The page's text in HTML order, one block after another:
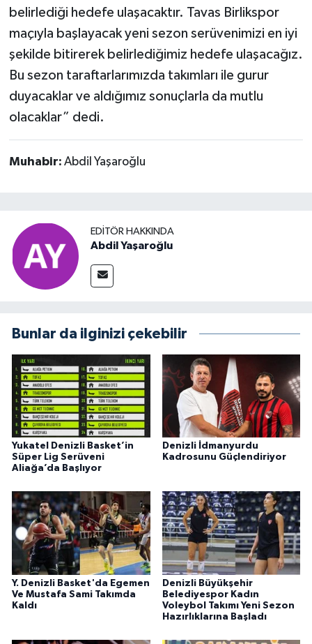
belirlediği hedefe ulaşacaktır. Tavas Birlikspor
maçıyla başlayacak yeni sezon serüvenimizi en iyi
şekilde bitirerek belirlediğimiz hedefe ulaşacağız.
Bu sezon taraftarlarımızda takımları ile gurur
duyacaklar ve aldığımız sonuçlarla da mutlu
olacaklar” dedi.
Muhabir: Abdil Yaşaroğlu
EDITÖR HAKKINDA
Abdil Yaşaroğlu
Bunlar da ilginizi çekebilir
Yukatel Denizli Basket’in
Süper Lig Serüveni
Aliağa’da Başlıyor
Denizli İdmanyurdu
Kadrosunu Güçlendiriyor
Y. Denizli Basket'da Egemen
Ve Mustafa Sami Takımda
Kaldı
Denizli Büyükşehir
Belediyespor Kadın
Voleybol Takımı Yeni Sezon
Hazırlıklarına Başladı